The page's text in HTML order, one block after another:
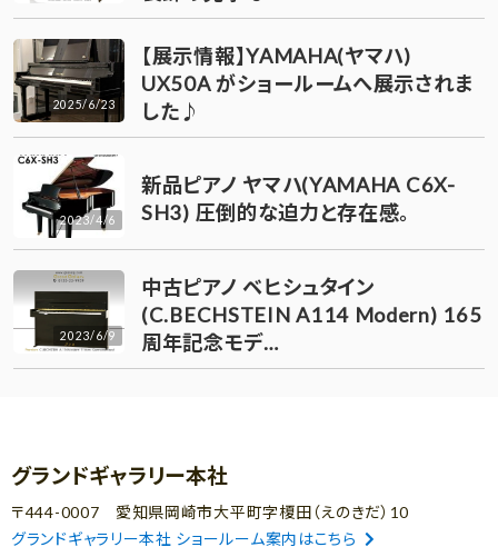
2025/6/23
【展示情報】YAMAHA(ヤマハ)
UX50A がショールームへ展示されま
した♪
2023/4/6
新品ピアノ ヤマハ(YAMAHA C6X-
SH3) 圧倒的な迫力と存在感。
2023/6/9
中古ピアノ ベヒシュタイン
(C.BECHSTEIN A114 Modern) 165
周年記念モデ…
グランドギャラリー本社
〒444-0007 愛知県岡崎市大平町字榎田（えのきだ）10
グランドギャラリー本社 ショールーム案内はこちら